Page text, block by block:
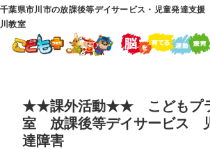
千葉県市川市の放課後等デイサービス・児童発達支
川教室
★★課外活動★★ こどもプ
室 放課後等デイサービス
達障害